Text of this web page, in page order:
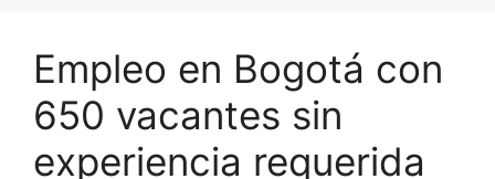
Empleo en Bogotá con
650 vacantes sin
experiencia requerida